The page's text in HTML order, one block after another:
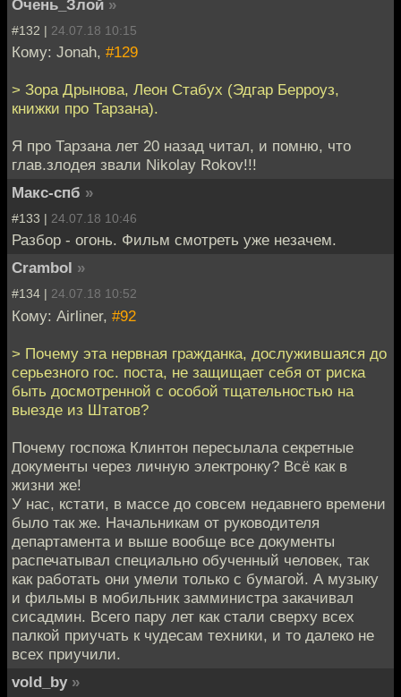
Очень_Злой »
#132 | 24.07.18 10:15
Кому: Jonah, #129
> Зора Дрынова, Леон Стабух (Эдгар Берроуз,
книжки про Тарзана).
Я про Тарзана лет 20 назад читал, и помню, что
глав.злодея звали Nikolay Rokov!!!
Макс-спб »
#133 | 24.07.18 10:46
Разбор - огонь. Фильм смотреть уже незачем.
Crambol »
#134 | 24.07.18 10:52
Кому: Airliner, #92
> Почему эта нервная гражданка, дослужившаяся до
серьезного гос. поста, не защищает себя от риска
быть досмотренной с особой тщательностью на
выезде из Штатов?
Почему госпожа Клинтон пересылала секретные
документы через личную электронку? Всё как в
жизни же!
У нас, кстати, в массе до совсем недавнего времени
было так же. Начальникам от руководителя
департамента и выше вообще все документы
распечатывал специально обученный человек, так
как работать они умели только с бумагой. А музыку
и фильмы в мобильник замминистра закачивал
сисадмин. Всего пару лет как стали сверху всех
палкой приучать к чудесам техники, и то далеко не
всех приучили.
vold_by »